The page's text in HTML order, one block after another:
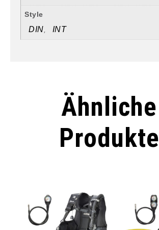
Style
DIN INT
Ähnliche
Produkte